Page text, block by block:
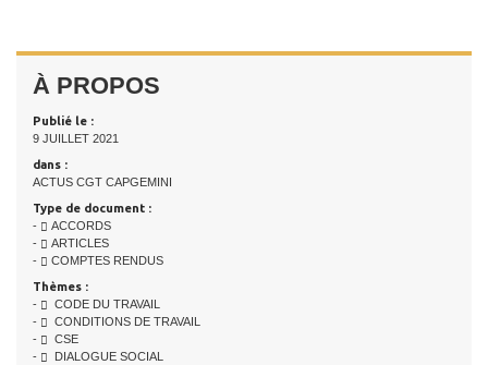
À PROPOS
Publié le :
9 JUILLET 2021
dans :
ACTUS CGT CAPGEMINI
Type de document :
-
ACCORDS
-
ARTICLES
-
COMPTES RENDUS
Thèmes :
-
CODE DU TRAVAIL
-
CONDITIONS DE TRAVAIL
-
CSE
-
DIALOGUE SOCIAL